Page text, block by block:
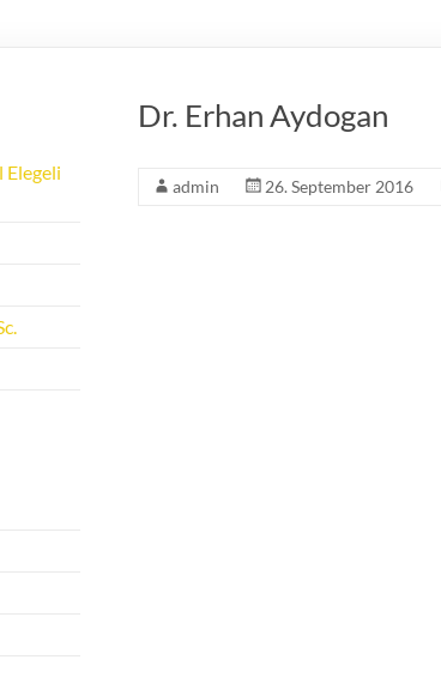
Dr. Erhan Aydogan
admin 26. September 2016
Elegeli